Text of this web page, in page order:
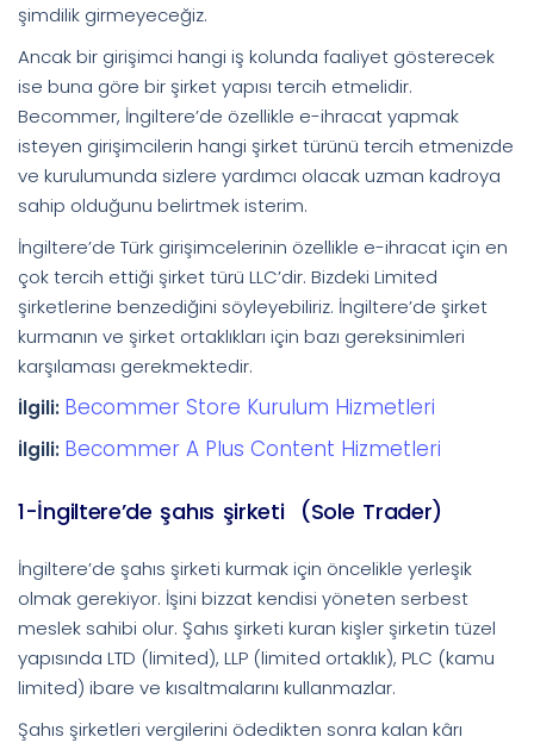
şimdilik girmeyeceğiz.
Ancak bir girişimci hangi iş kolunda faaliyet gösterecek
ise buna göre bir şirket yapısı tercih etmelidir.
Becommer, İngiltere’de özellikle e-ihracat yapmak
isteyen girişimcilerin hangi şirket türünü tercih etmenizde
ve kurulumunda sizlere yardımcı olacak uzman kadroya
sahip olduğunu belirtmek isterim.
İngiltere’de Türk girişimcelerinin özellikle e-ihracat için en
çok tercih ettiği şirket türü LLC’dir. Bizdeki Limited
şirketlerine benzediğini söyleyebiliriz. İngiltere’de şirket
kurmanın ve şirket ortaklıkları için bazı gereksinimleri
karşılaması gerekmektedir.
İlgili: Becommer Store Kurulum Hizmetleri
İlgili: Becommer A Plus Content Hizmetleri
1-İngiltere’de şahıs şirketi (Sole Trader)
İngiltere’de şahıs şirketi kurmak için öncelikle yerleşik
olmak gerekiyor. İşini bizzat kendisi yöneten serbest
meslek sahibi olur. Şahıs şirketi kuran kişler şirketin tüzel
yapısında LTD (limited), LLP (limited ortaklık), PLC (kamu
limited) ibare ve kısaltmalarını kullanmazlar.
Şahıs şirketleri vergilerini ödedikten sonra kalan kârı